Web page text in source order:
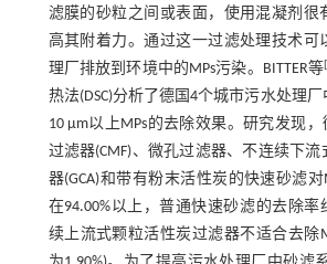
滤膜的砂粒之间或表面，使用混凝剂很
高其附着力。通过这一过滤处理技术可
理厂排放到环境中的MPs污染。BITTER等[
热法(DSC)分析了德国4个城市污水处理
10 μm以上MPs的去除效果。研究发现
过滤器(CMF)、微孔过滤器、不连续下
器(GCA)和带有粉末活性炭的快速砂滤
在94.00%以上，普通快速砂滤的去除率
续上流式颗粒活性炭过滤器不适合去除